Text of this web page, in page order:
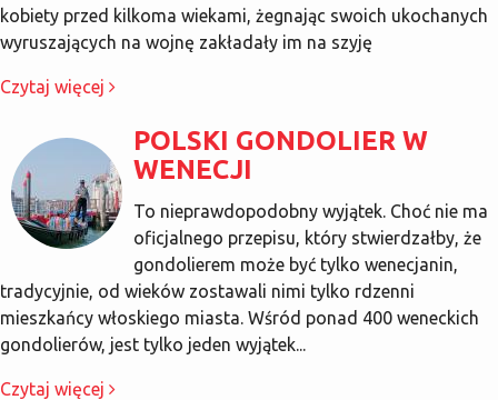
kobiety przed kilkoma wiekami, żegnając swoich ukochanych
wyruszających na wojnę zakładały im na szyję
Czytaj więcej
POLSKI GONDOLIER W
WENECJI
To nieprawdopodobny wyjątek. Choć nie ma
oficjalnego przepisu, który stwierdzałby, że
gondolierem może być tylko wenecjanin,
tradycyjnie, od wieków zostawali nimi tylko rdzenni
mieszkańcy włoskiego miasta. Wśród ponad 400 weneckich
gondolierów, jest tylko jeden wyjątek...
Czytaj więcej